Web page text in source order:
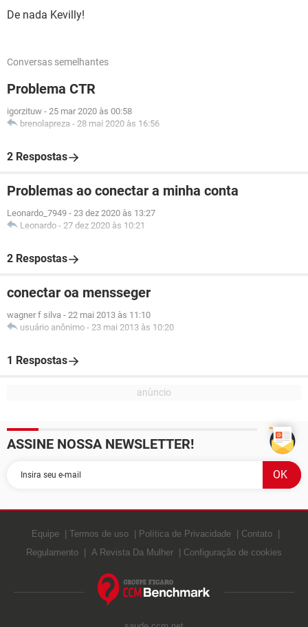
De nada Kevilly!
Conversas semelhantes
Problema CTR
igorzituw - 25 mar 2020 às 00:58
brenolapreza - 28 mai 2020 às 16:56
2 Respostas
Problemas ao conectar a minha conta
Leonardo_7949 - 23 dez 2020 às 13:27
Leonardo - 27 dez 2020 às 10:21
2 Respostas
conectar oa mensseger
wagner f silva - 22 mai 2013 às 11:10
usuário anônimo - 23 mai 2013 às 10:20
1 Respostas
ASSINE NOSSA NEWSLETTER!
Equipe Termos de uso Política de Privacidade
Contato
Regulamento
A Revista Da Mulher Configuração de cookies